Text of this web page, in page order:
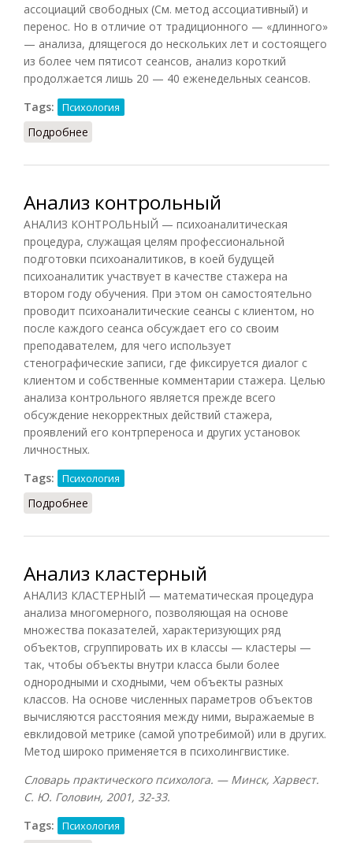
ассоциаций свободных (См. метод ассоциативный) и
перенос. Но в отличие от традиционного — «длинного»
— анализа, длящегося до нескольких лет и состоящего
из более чем пятисот сеансов, анализ короткий
продолжается лишь 20 — 40 еженедельных сеансов.
Tags:
Психология
Подробнее
Анализ контрольный
АНАЛИЗ КОНТРОЛЬНЫЙ — психоаналитическая
процедура, служащая целям профессиональной
подготовки психоаналитиков, в коей будущей
психоаналитик участвует в качестве стажера на
втором году обучения. При этом он самостоятельно
проводит психоаналитические сеансы с клиентом, но
после каждого сеанса обсуждает его со своим
преподавателем, для чего использует
стенографические записи, где фиксируется диалог с
клиентом и собственные комментарии стажера. Целью
анализа контрольного является прежде всего
обсуждение некорректных действий стажера,
проявлений его контрпереноса и других установок
личностных.
Tags:
Психология
Подробнее
Анализ кластерный
АНАЛИЗ КЛАСТЕРНЫЙ — математическая процедура
анализа многомерного, позволяющая на основе
множества показателей, характеризующих ряд
объектов, сгруппировать их в классы — кластеры —
так, чтобы объекты внутри класса были более
однородными и сходными, чем объекты разных
классов. На основе численных параметров объектов
вычисляются расстояния между ними, выражаемые в
евклидовой метрике (самой употребимой) или в других.
Метод широко применяется в психолингвистике.
Словарь практического психолога. — Минск, Харвест.
С. Ю. Головин, 2001, 32-33.
Tags:
Психология